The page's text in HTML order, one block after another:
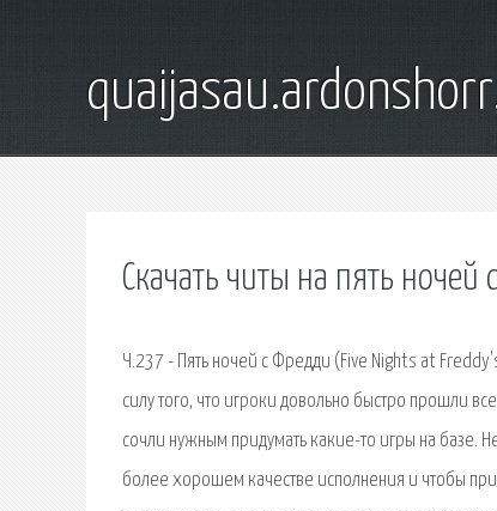
Скачать читы на пять ночей
Ч.237 - Пять ночей с Фредди (Five Nights at
силу того, что игроки довольно быстро прошли
сочли нужным придумать какие-то игры на базе.
более хорошем качестве исполнения и чтобы